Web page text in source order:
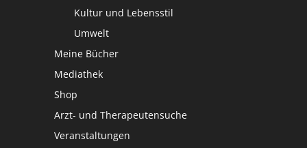
Kultur und Lebensstil
Umwelt
Meine Bücher
Mediathek
Shop
Arzt- und Therapeutensuche
Veranstaltungen